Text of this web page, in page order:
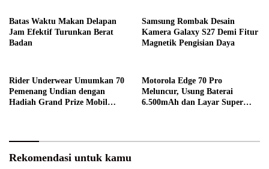
Batas Waktu Makan Delapan
Jam Efektif Turunkan Berat
Badan
Samsung Rombak Desain
Kamera Galaxy S27 Demi Fitur
Magnetik Pengisian Daya
Rider Underwear Umumkan 70
Pemenang Undian dengan
Hadiah Grand Prize Mobil
Motorola Edge 70 Pro
Meluncur, Usung Baterai
6.500mAh dan Layar Super
Rekomendasi untuk kamu